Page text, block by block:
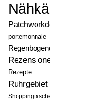
Nähkästchen
Patchworkdecke
portemonnaie
Regenbogenquilt
Rezensionen
Rezepte
Ruhrgebiet
Shoppingtasche